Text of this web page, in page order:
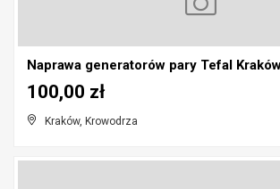
Naprawa generatorów pary Tefal
Kraków, Krowodrza
100,00 zł